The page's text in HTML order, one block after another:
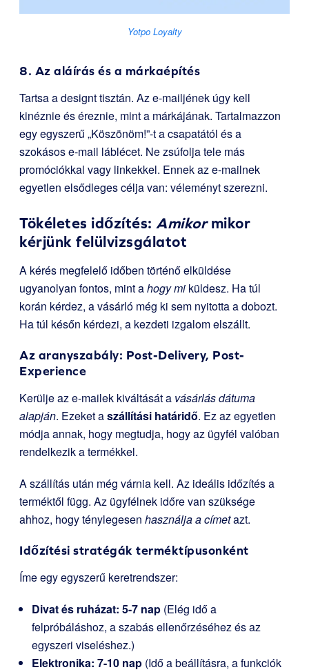
Yotpo Loyalty
8. Az aláírás és a márkaépítés
Tartsa a designt tisztán. Az e-mailjének úgy kell
kinéznie és éreznie, mint a márkájának. Tartalmazzon
egy egyszerű „Köszönöm!”-t a csapatától és a
szokásos e-mail láblécet. Ne zsúfolja tele más
promóciókkal vagy linkekkel. Ennek az e-mailnek
egyetlen elsődleges célja van: véleményt szerezni.
Tökéletes időzítés: Amikormikor
kérjünk felülvizsgálatot
A kérés megfelelő időben történő elküldése
ugyanolyan fontos, mint ahogy mi küldesz. Ha túl
korán kérdez, a vásárló még ki sem nyitotta a dobozt.
Ha túl későn kérdezi, a kezdeti izgalom elszállt.
Az aranyszabály: Post-Delivery, Post-
Experience
Kerülje az e-mailek kiváltását a vásárlás dátuma
alapján. Ezeket aszállítási határidő. Ez az egyetlen
módja annak, hogy megtudja, hogy az ügyfél valóban
rendelkezik a termékkel.
A szállítás után még várnia kell. Az ideális időzítés a
terméktől függ. Az ügyfélnek időre van szüksége
ahhoz, hogy ténylegesen használja a címetazt.
Időzítési stratégák terméktípusonként
Íme egy egyszerű keretrendszer:
Divat és ruházat: 5-7 nap (Elég idő a
felpróbáláshoz, a szabás ellenőrzéséhez és az
egyszeri viseléshez.)
Elektronika: 7-10 nap (Idő a beállításra, a funkciók